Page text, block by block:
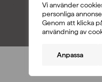
Vi använder
personliga
Genom att klicka
användning av
Anpassa